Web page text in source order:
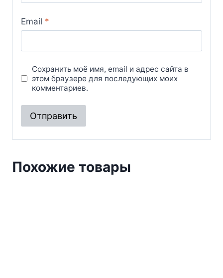
Email *
Сохранить моё имя, email и адрес сайта в
этом браузере для последующих моих
комментариев.
Похожие товары